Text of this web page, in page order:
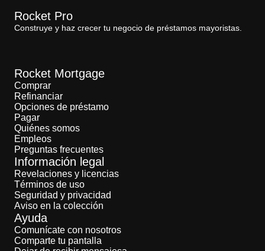
Rocket Pro
Construye y haz crecer tu negocio de préstamos mayoristas.
Rocket Mortgage
Comprar
Refinanciar
Opciones de préstamo
Pagar
Quiénes somos
Empleos
Preguntas frecuentes
Información legal
Revelaciones y licencias
Términos de uso
Seguridad y privacidad
Aviso en la colección
Ayuda
Comunícate con nosotros
Comparte tu pantalla